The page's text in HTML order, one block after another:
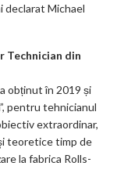
declarat Michael
Technician din
obținut în 2019 și
pentru tehnicianul
extraordinar,
teoretice timp de
la fabrica Rolls-